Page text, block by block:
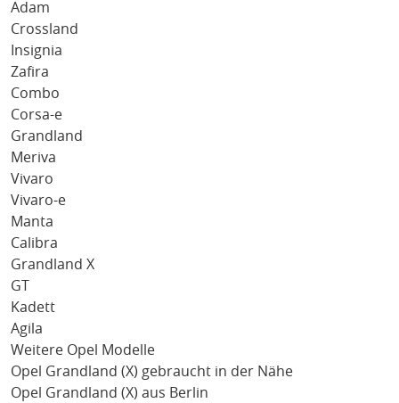
Adam
Crossland
Insignia
Zafira
Combo
Corsa-e
Grandland
Meriva
Vivaro
Vivaro-e
Manta
Calibra
Grandland X
GT
Kadett
Agila
Weitere Opel Modelle
Opel Grandland (X) gebraucht in der Nähe
Opel Grandland (X) aus Berlin